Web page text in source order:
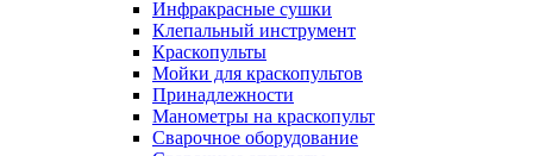
Инфракрасные сушки
Клепальный инструмент
Краскопульты
Мойки для краскопультов
Принадлежности
Манометры на краскопульт
Сварочное оборудование